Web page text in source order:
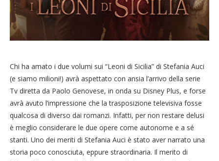
Chi ha amato i due volumi sui “Leoni di Sicilia” di Stefania Auci
(e siamo milioni!) avrà aspettato con ansia l’arrivo della serie
Tv diretta da Paolo Genovese, in onda su Disney Plus, e forse
avrà avuto l’impressione che la trasposizione televisiva fosse
qualcosa di diverso dai romanzi. Infatti, per non restare delusi
è meglio considerare le due opere come autonome e a sé
stanti. Uno dei meriti di Stefania Auci è stato aver narrato una
storia poco conosciuta, eppure straordinaria. Il merito di